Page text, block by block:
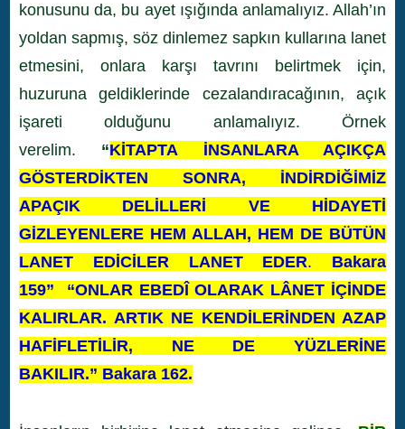
konusunu da, bu ayet ışığında anlamalıyız. Allah’ın
yoldan sapmış, söz dinlemez sapkın kullarına lanet
etmesini, onlara karşı tavrını belirtmek için,
huzuruna geldiklerinde cezalandıracağının, açık
işareti olduğunu anlamalıyız. Örnek
verelim. “KİTAPTA İNSANLARA AÇIKÇA
GÖSTERDİKTEN SONRA, İNDİRDİĞİMİZ
APAÇIK DELİLLERİ VE HİDAYETİ
GİZLEYENLERE HEM ALLAH, HEM DE BÜTÜN
LANET EDİCİLER LANET EDER. Bakara
159” “ONLAR EBEDÎ OLARAK LÂNET İÇİNDE
KALIRLAR. ARTIK NE KENDİLERİNDEN AZAP
HAFİFLETİLİR, NE DE YÜZLERİNE
BAKILIR.” Bakara 162.